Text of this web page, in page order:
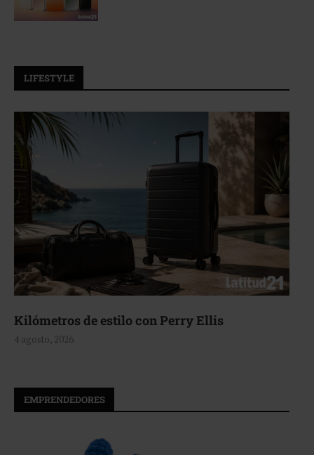
LIFESTYLE
de estilo con Perry Ellis
2026
EMPRENDEDORES